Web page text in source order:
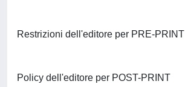
Restrizioni dell'editore per PRE-PRINT
Policy dell'editore per POST-PRINT